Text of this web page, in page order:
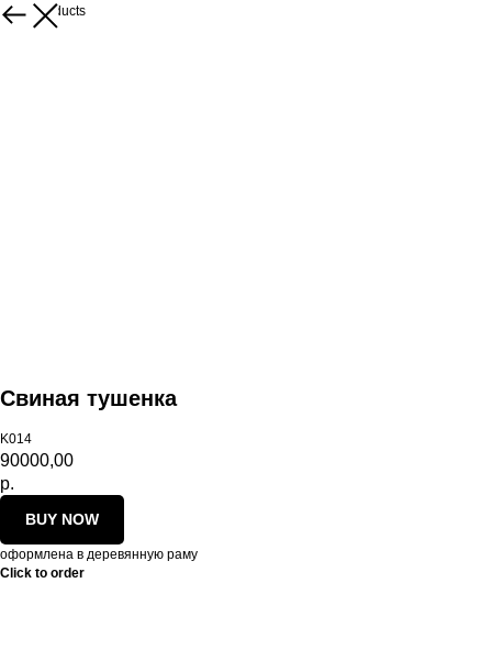
More products
Свиная тушенка
K014
90000,00
р.
BUY NOW
оформлена в деревянную раму
Click to order